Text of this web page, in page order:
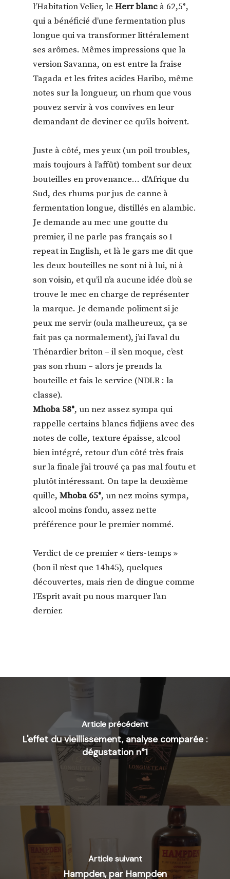
l’Habitation Velier, le Herr blanc à 62,5°,
qui a bénéficié d’une fermentation plus
longue qui va transformer littéralement
ses arômes. Mêmes impressions que la
version Savanna, on est entre la fraise
Tagada et les frites acides Haribo, même
notes sur la longueur, un rhum que vous
pouvez servir à vos convives en leur
demandant de deviner ce qu’ils boivent.
Juste à côté, mes yeux (un poil troubles,
mais toujours à l’affût) tombent sur deux
bouteilles en provenance… d’Afrique du
Sud, des rhums pur jus de canne à
fermentation longue, distillés en alambic.
Je demande au mec une goutte du
premier, il ne parle pas français so I
repeat in English, et là le gars me dit que
les deux bouteilles ne sont ni à lui, ni à
son voisin, et qu’il n’a aucune idée d’où se
trouve le mec en charge de représenter
la marque. Je demande poliment si je
peux me servir (oula malheureux, ça se
fait pas ça normalement), j’ai l’aval du
Thénardier briton – il s’en moque, c’est
pas son rhum – alors je prends la
bouteille et fais le service (NDLR : la
classe).
Mhoba 58°, un nez assez sympa qui
rappelle certains blancs fidjiens avec des
notes de colle, texture épaisse, alcool
bien intégré, retour d’un côté très frais
sur la finale j’ai trouvé ça pas mal foutu et
plutôt intéressant. On tape la deuxième
quille, Mhoba 65°, un nez moins sympa,
alcool moins fondu, assez nette
préférence pour le premier nommé.
Verdict de ce premier « tiers-temps »
(bon il n’est que 14h45), quelques
découvertes, mais rien de dingue comme
l’Esprit avait pu nous marquer l’an
dernier.
Article précédent
L'effet du vieillissement, analyse comparée :
dégustation n°1
Article suivant
Hampden, par Hampden